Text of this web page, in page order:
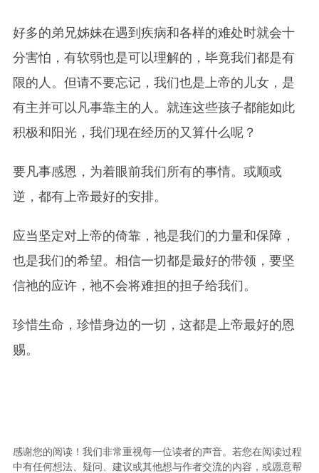
好多的弟兄姊妹在遇到疾病和各样的难处时就会十
分害怕，有软弱也是可以理解的，毕竟我们都是有
限的人。但请不要忘记，我们也是上帝的儿女，是
有主并可以凡事靠主的人。就连这些孩子都能如此
积极和阳光，我们现在经历的又算什么呢？
要凡事感恩，为着眼前我们所有的事情。或顺或
逆，都有上帝最好的安排。
应当坚定对上帝的倚靠，祂是我们的力量和保障，
也是我们的希望。相信一切都是最好的带领，要坚
信祂的应许，祂不会将难担的担子给我们。
珍惜生命，珍惜身边的一切，这都是上帝最好的恩
赐。
感谢您的阅读！我们非常重视每一位读者的声音。若您在阅读过程
中有任何想法、疑问、建议或其他想与作者交流的内容，或愿意帮